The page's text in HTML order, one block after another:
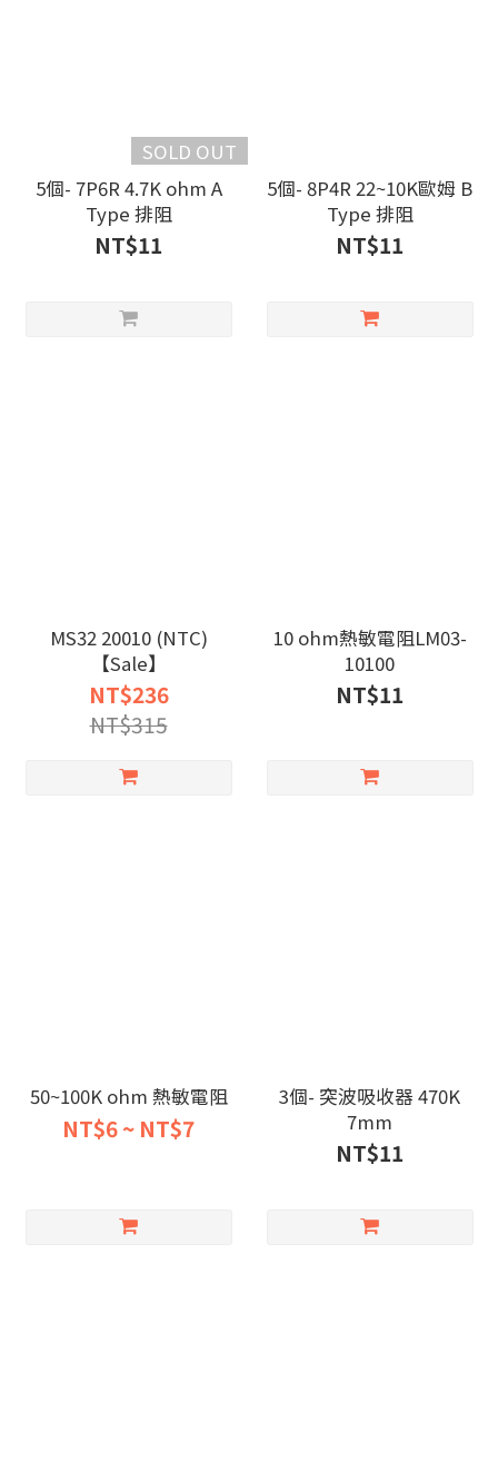
SOLD OUT
5個- 7P6R 4.7K ohm A
Type 排阻
NT$11
5個- 8P4R 22~10K歐姆 B
Type 排阻
NT$11
MS32 20010 (NTC)
【Sale】
NT$236
NT$315
10 ohm熱敏電阻LM03-
10100
NT$11
50~100K ohm 熱敏電阻
NT$6 ~ NT$7
3個- 突波吸收器 470K
7mm
NT$11